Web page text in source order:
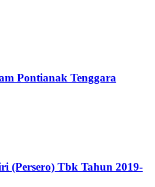
Pontianak Tenggara
(Persero) Tbk Tahun 2019-